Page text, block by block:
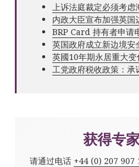
上诉法庭裁定必须考虑
内政大臣宣布加强英国
BRP Card 持有者申请
英国政府成立新边境安
英國10年期永居重大
工党政府税收政策：承
获得专
请通过电话 +44 (0) 207 907